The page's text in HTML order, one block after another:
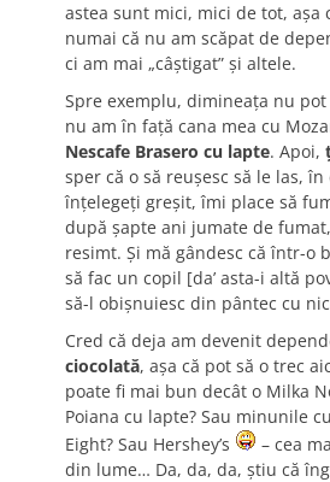
astea sunt mici, mici de tot, aşa
numai că nu am scăpat de
ci am mai „câştigat” şi altele.
Spre exemplu, dimineaţa nu
nu am în faţă cana mea cu
Nescafe Brasero cu lapte. Apoi,
sper că o să reuşesc să le las,
înţelegeţi greşit, îmi place să
după şapte ani jumate de
resimt. Şi mă gândesc că într-o
să fac un copil [da’ asta-i altă
să-l obişnuiesc din pântec cu
Cred că deja am devenit
ciocolată, aşa că pot să o trec
poate fi mai bun decât o Milka
Poiana cu lapte? Sau minunile
Eight? Sau Hershey’s
– cea
din lume… Da, da, da, ştiu că